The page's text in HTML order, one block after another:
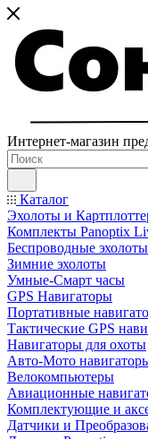
Интернет-магазин
Каталог
Эхолоты и
Комплекты Panoptix
Беспроводные эхолоты
Зимние эхолоты
Умные-Смарт часы
GPS Навигаторы
Портативные
Тактические GPS
Навигаторы для охоты
Авто-Мото
Велокомпьютеры
Авиационные
Комплектующие и
Датчики и